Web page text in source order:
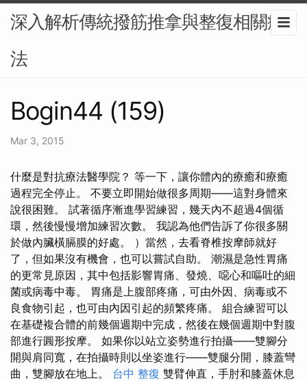
深入解析傳統撥筋推拿與整復相關療
法
Bogin44 (159)
Mar 3, 2015
什麼是對抗療法醫學院？ 等一下，讓你體內的療癒和療癒
過程完全停止。 不要立即開始做很多周期——這對身體來
說很困難。 試著循序漸進學習練習，幾天內不超過4個循
環，然後慢慢增加練習次數。 我認為他們告訴了你很多關
於做內臟橫膈膜的好處。 ）當然，去看脊椎按摩師就好
了，但如果沒有機會，也可以嘗試自助。 潮濕是急性胃痛
的更常見原因，其中包括影響胃痛、發燒、噁心和嘔吐的細
菌或病毒中毒。 胃痛是上腹部疼痛，可由外因、病毒或不
良食物引起，也可由內因引起的頻繁疼痛。 組合練習可以
在基礎複合體的前幾個週期中完成​​，然後在幾個週期中對腹
部進行圓形按摩。 如果你以站立姿勢進行拍攝——雙腳分
開與肩同寬，在拍攝時則以坐姿進行——雙腿分開，膝蓋彎
曲，雙腳放在地上。 台中 整復 雙臂伸直，手肘和膝蓋休息